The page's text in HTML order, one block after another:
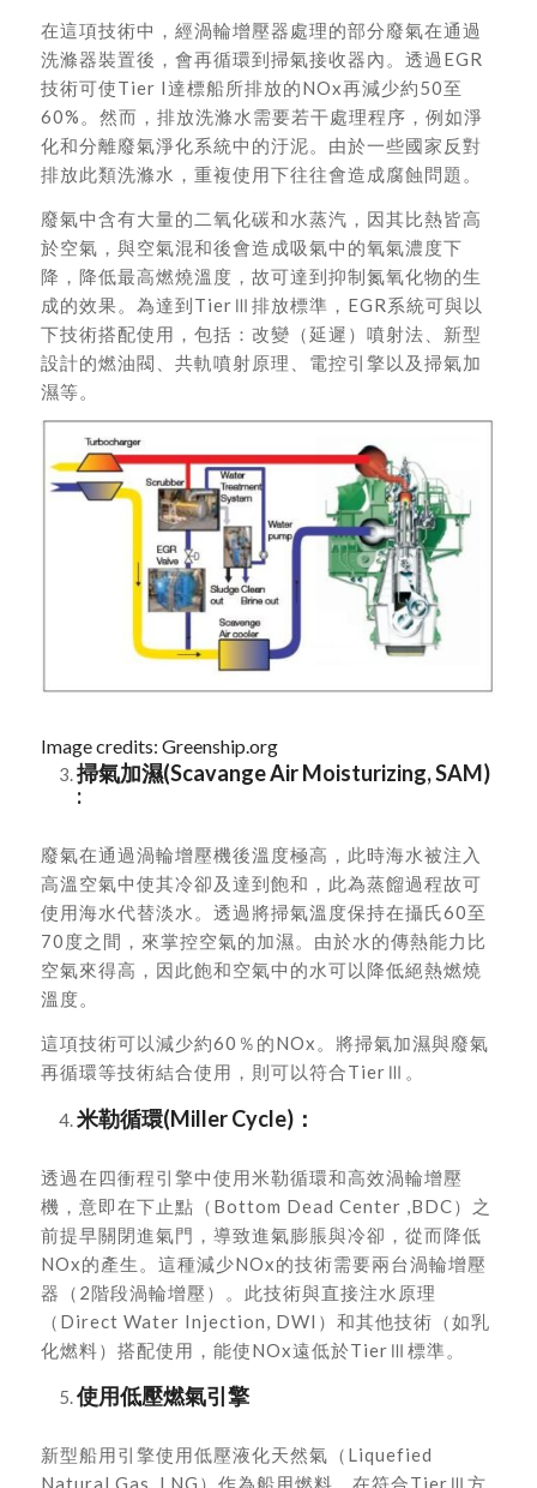
在這項技術中，經渦輪增壓器處理的部分廢氣在通過
洗滌器裝置後，會再循環到掃氣接收器內。透過EGR
技術可使Tier I達標船所排放的NOx再減少約50至
60%。然而，排放洗滌水需要若干處理程序，例如淨
化和分離廢氣淨化系統中的汙泥。由於一些國家反對
排放此類洗滌水，重複使用下往往會造成腐蝕問題。
廢氣中含有大量的二氧化碳和水蒸汽，因其比熱皆高
於空氣，與空氣混和後會造成吸氣中的氧氣濃度下
降，降低最高燃燒溫度，故可達到抑制氮氧化物的生
成的效果。為達到TierⅢ排放標準，EGR系統可與以
下技術搭配使用，包括：改變（延遲）噴射法、新型
設計的燃油閥、共軌噴射原理、電控引擎以及掃氣加
濕等。
Image credits: Greenship.org
掃氣加濕(Scavange Air Moisturizing, SAM)
:
廢氣在通過渦輪增壓機後溫度極高，此時海水被注入
高溫空氣中使其冷卻及達到飽和，此為蒸餾過程故可
使用海水代替淡水。透過將掃氣溫度保持在攝氏60至
70度之間，來掌控空氣的加濕。由於水的傳熱能力比
空氣來得高，因此飽和空氣中的水可以降低絕熱燃燒
溫度。
這項技術可以減少約60％的NOx。將掃氣加濕與廢氣
再循環等技術結合使用，則可以符合TierⅢ。
米勒循環(Miller Cycle)：
透過在四衝程引擎中使用米勒循環和高效渦輪增壓
機，意即在下止點（Bottom Dead Center ,BDC）之
前提早關閉進氣門，導致進氣膨脹與冷卻，從而降低
NOx的產生。這種減少NOx的技術需要兩台渦輪增壓
器（2階段渦輪增壓）。此技術與直接注水原理
（Direct Water Injection, DWI）和其他技術（如乳
化燃料）搭配使用，能使NOx遠低於TierⅢ標準。
使用低壓燃氣引擎
新型船用引擎使用低壓液化天然氣（Liquefied
Natural Gas, LNG）作為船用燃料，在符合TierⅢ方